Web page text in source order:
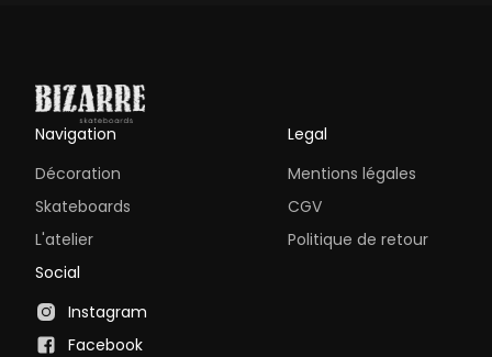
Navigation
Décoration
Skateboards
L'atelier
Legal
Mentions légales
CGV
Politique de retour
Social
Instagram
Facebook